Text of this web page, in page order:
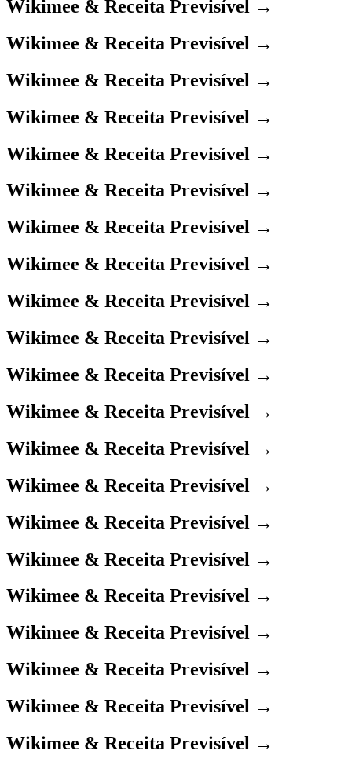
Wikimee & Receita Previsível →
Wikimee & Receita Previsível →
Wikimee & Receita Previsível →
Wikimee & Receita Previsível →
Wikimee & Receita Previsível →
Wikimee & Receita Previsível →
Wikimee & Receita Previsível →
Wikimee & Receita Previsível →
Wikimee & Receita Previsível →
Wikimee & Receita Previsível →
Wikimee & Receita Previsível →
Wikimee & Receita Previsível →
Wikimee & Receita Previsível →
Wikimee & Receita Previsível →
Wikimee & Receita Previsível →
Wikimee & Receita Previsível →
Wikimee & Receita Previsível →
Wikimee & Receita Previsível →
Wikimee & Receita Previsível →
Wikimee & Receita Previsível →
Wikimee & Receita Previsível →